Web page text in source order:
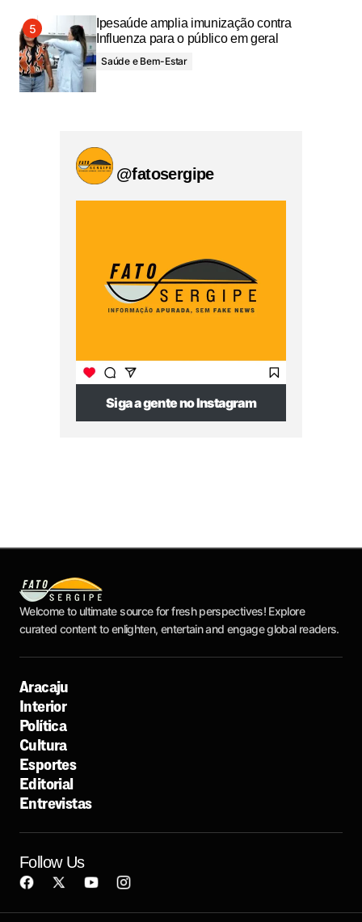
Ipesaúde amplia imunização contra
Influenza para o público em geral
Saúde e Bem-Estar
@fatosergipe
Siga a gente no Instagram
Welcome to ultimate source for fresh perspectives! Explore
curated content to enlighten, entertain and engage global readers.
Aracaju
Interior
Política
Cultura
Esportes
Editorial
Entrevistas
Follow Us